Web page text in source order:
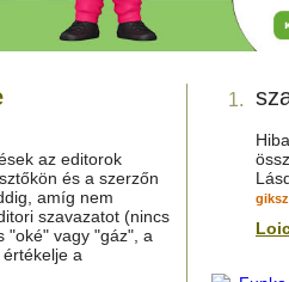
az editorok
és a szerzőn
amíg nem
szavazatot (nincs
"oké" vagy "gáz", a
a
1.